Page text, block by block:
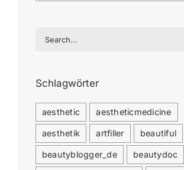
Search
Schlagwörter
aesthetic aestheticmedicine
aesthetik artfiller beautiful
beautyblogger_de beautydoc